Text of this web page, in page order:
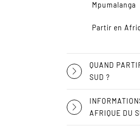
Mpumalanga
Partir en
QUAND
SUD ?
AFRIQUE DU